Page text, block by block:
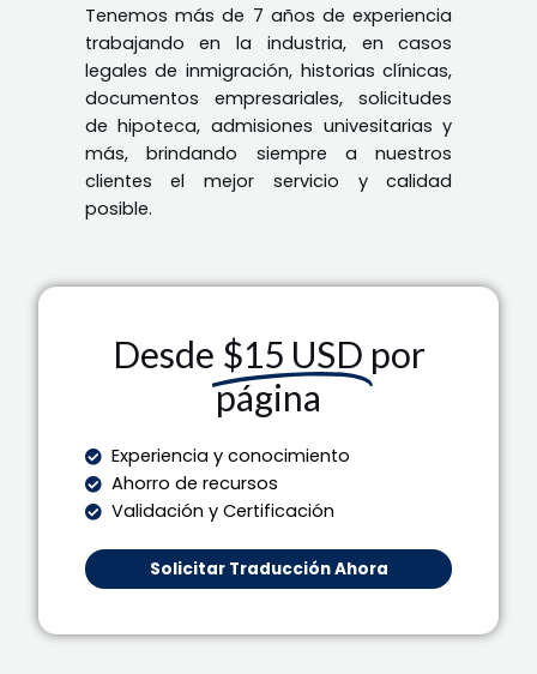
Tenemos más de 7 años de experiencia
trabajando en la industria, en casos
legales de inmigración, historias clínicas,
documentos empresariales, solicitudes
de hipoteca, admisiones univesitarias y
más, brindando siempre a nuestros
clientes el mejor servicio y calidad
posible.
Desde $15 USD por
página
Experiencia y conocimiento
Ahorro de recursos
Validación y Certificación
Solicitar Traducción Ahora